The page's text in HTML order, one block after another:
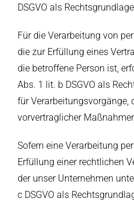
DSGVO als
Für die Verarbeitung von
die zur Erfüllung eines
die betroffene Person ist,
Abs. 1 lit. b DSGVO als
für Verarbeitungsvorgänge,
vorvertraglicher
Sofern eine Verarbeitung
Erfüllung einer rechtlichen
der unser Unternehmen
c DSGVO als